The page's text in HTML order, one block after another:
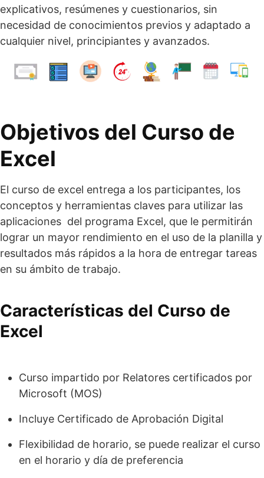
explicativos, resúmenes y cuestionarios, sin
necesidad de conocimientos previos y adaptado a
cualquier nivel, principiantes y avanzados.
Objetivos del Curso de
Excel
El curso de excel entrega a los participantes, los
conceptos y herramientas claves para utilizar las
aplicaciones del programa Excel, que le permitirán
lograr un mayor rendimiento en el uso de la planilla y
resultados más rápidos a la hora de entregar tareas
en su ámbito de trabajo.
Características del Curso de
Excel
Curso impartido por Relatores certificados por
Microsoft (MOS)
Incluye Certificado de Aprobación Digital
Flexibilidad de horario, se puede realizar el curso
en el horario y día de preferencia